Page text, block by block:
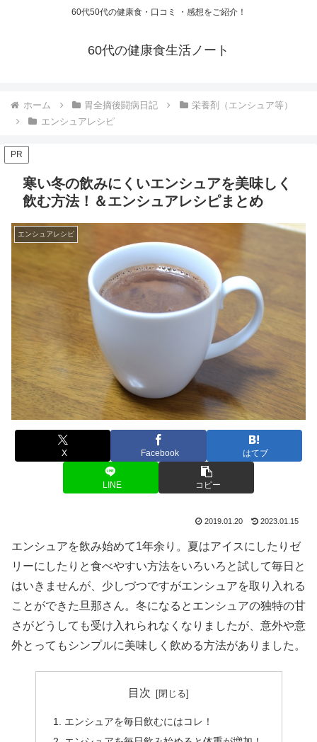
60代50代の健康食・口コミ ・感想をご紹介！
60代の健康食生活ノート
ホーム 胃全摘後闘病日記
栄養剤（エンシュア等）
エンシュアレシピ
PR
寒い冬の飲みにくいエンシュアを美味しく
飲む方法！＆エンシュアレシピまとめ
エンシュアレシピ
X Facebook はてブ
LINE コピー
2019.01.20 2023.01.15
エンシュアを飲み始めて1年余り。夏はアイスにしたりゼ
リーにしたりと食べやすい方法をいろいろと試して毎日と
はいきませんが、少しづつですがエンシュアを取り入れる
ことができた旦那さん。冬になるとエンシュアの独特の甘
さがどうしても受け入れられなくなりましたが、意外や意
外とってもシンプルに美味しく飲める方法がありました。
目次
エンシュアを毎日飲むにはコレ！